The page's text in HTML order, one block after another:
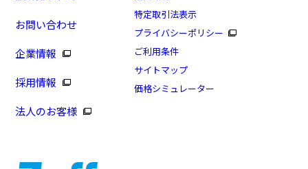
[再値下げセール価格]Zoff｜Ryo Takashima
商品番号：ZF242G02-15E1/フレームカラー：シルバー/
単価：￥7,770
お問い合わせ
企業情報
採用情報
法人のお客様
特定取引法表示
プライバシーポリシー
ご利用条件
サイトマップ
価格シミュレーター